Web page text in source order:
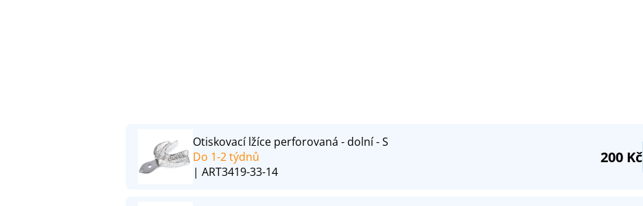
Otiskovací lžíce perforovaná - dolní - S
Do 1-2 týdnů
| ART3419-33-14
200 Kč